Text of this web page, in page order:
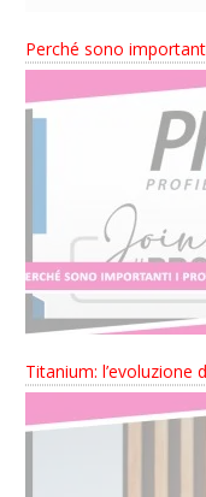
Perché sono
Titanium: l’evoluzione